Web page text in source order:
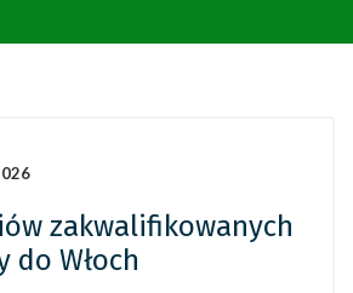
zakwalifikowanych
do Włoch